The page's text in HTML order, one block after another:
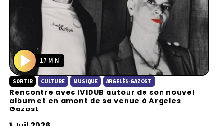
P
l
a
y
17 MIN
SORTIR CULTURE MUSIQUE ARGELÈS-GAZOST
Rencontre avec IVIDUB autour de son nouvel
album et en amont de sa venue à Argeles
Gazost